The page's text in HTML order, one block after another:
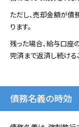
ただし、売却金額が債
ります。
残った場合、給与口座
完済まで返済し続ける
債務名義の時効